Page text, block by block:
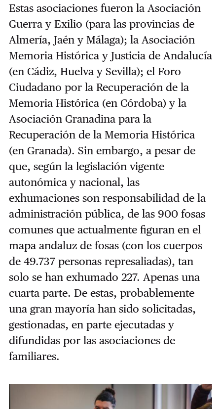
Estas asociaciones fueron la Asociación
Guerra y Exilio (para las provincias de
Almería, Jaén y Málaga); la Asociación
Memoria Histórica y Justicia de Andalucía
(en Cádiz, Huelva y Sevilla); el Foro
Ciudadano por la Recuperación de la
Memoria Histórica (en Córdoba) y la
Asociación Granadina para la
Recuperación de la Memoria Histórica
(en Granada). Sin embargo, a pesar de
que, según la legislación vigente
autonómica y nacional, las
exhumaciones son responsabilidad de la
administración pública, de las 900 fosas
comunes que actualmente figuran en el
mapa andaluz de fosas (con los cuerpos
de 49.737 personas represaliadas), tan
solo se han exhumado 227. Apenas una
cuarta parte. De estas, probablemente
una gran mayoría han sido solicitadas,
gestionadas, en parte ejecutadas y
difundidas por las asociaciones de
familiares.